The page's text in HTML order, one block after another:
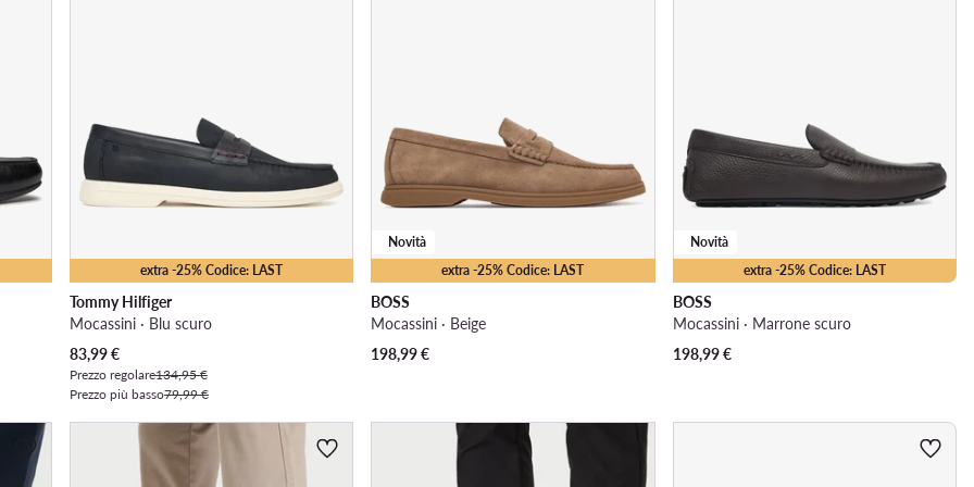
extra -25% Codice: LAST
Tommy Hilfiger
Mocassini · Blu scuro
Prezzo attuale
83,99€
Prezzo regolare134,95 €
Prezzo più basso79,99 €
extra -25% Codice: LAST
Novità
BOSS
Mocassini · Beige
198,99€
extra -25% Codice: LAST
Novità
BOSS
Mocassini · Marrone scuro
198,99€